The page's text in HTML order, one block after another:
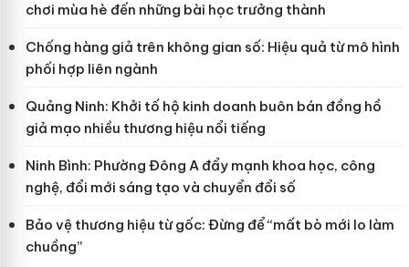
chơi mùa hè đến những bài học trưởng thành
Chống hàng giả trên không gian số: Hiệu quả từ mô hình
phối hợp liên ngành
Quảng Ninh: Khởi tố hộ kinh doanh buôn bán đồng hồ
giả mạo nhiều thương hiệu nổi tiếng
Ninh Bình: Phường Đông A đẩy mạnh khoa học, công
nghệ, đổi mới sáng tạo và chuyển đổi số
Bảo vệ thương hiệu từ gốc: Đừng để “mất bò mới lo làm
chuồng”